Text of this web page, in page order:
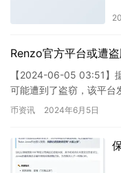
Renzo官方平台或遭
【2024-06-05 03:51】
可能遭到了盗窃，该平台
区。目前，相关的推文已
币资讯 2024年6月5日